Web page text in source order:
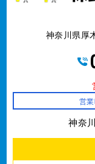
神奈川県厚
営
神奈